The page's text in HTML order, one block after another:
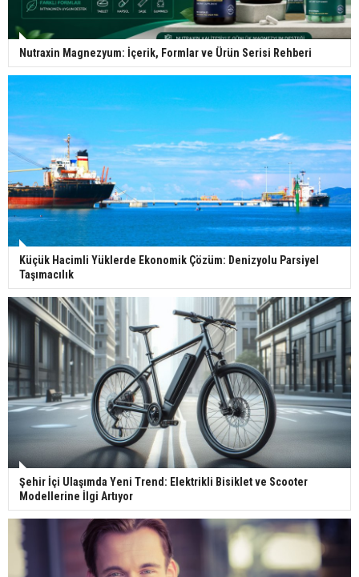
Nutraxin Magnezyum: İçerik, Formlar ve Ürün Serisi Rehberi
Küçük Hacimli Yüklerde Ekonomik Çözüm: Denizyolu Parsiyel
Taşımacılık
Şehir İçi Ulaşımda Yeni Trend: Elektrikli Bisiklet ve Scooter
Modellerine İlgi Artıyor